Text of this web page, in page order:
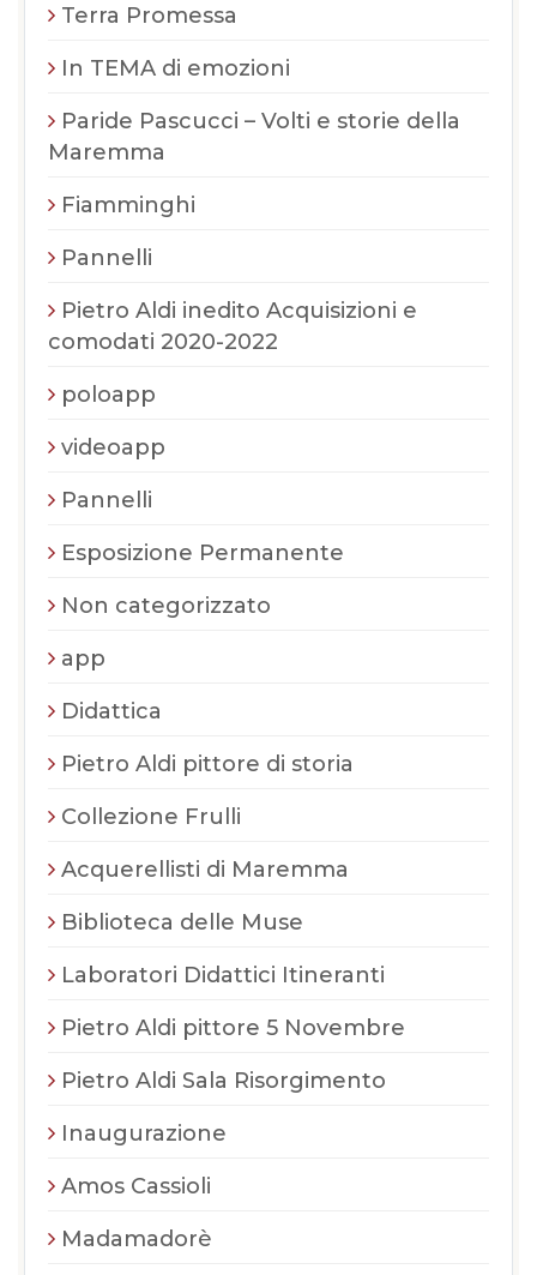
Terra Promessa
In TEMA di emozioni
Paride Pascucci – Volti e storie della
Maremma
Fiamminghi
Pannelli
Pietro Aldi inedito Acquisizioni e
comodati 2020-2022
poloapp
videoapp
Pannelli
Esposizione Permanente
Non categorizzato
app
Didattica
Pietro Aldi pittore di storia
Collezione Frulli
Acquerellisti di Maremma
Biblioteca delle Muse
Laboratori Didattici Itineranti
Pietro Aldi pittore 5 Novembre
Pietro Aldi Sala Risorgimento
Inaugurazione
Amos Cassioli
Madamadorè